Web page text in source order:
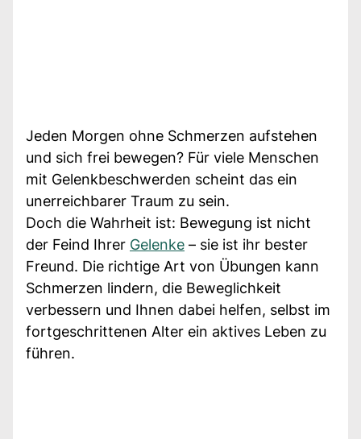
Jeden Morgen ohne Schmerzen aufstehen
und sich frei bewegen? Für viele Menschen
mit Gelenkbeschwerden scheint das ein
unerreichbarer Traum zu sein.
Doch die Wahrheit ist: Bewegung ist nicht
der Feind Ihrer Gelenke – sie ist ihr bester
Freund. Die richtige Art von Übungen kann
Schmerzen lindern, die Beweglichkeit
verbessern und Ihnen dabei helfen, selbst im
fortgeschrittenen Alter ein aktives Leben zu
führen.